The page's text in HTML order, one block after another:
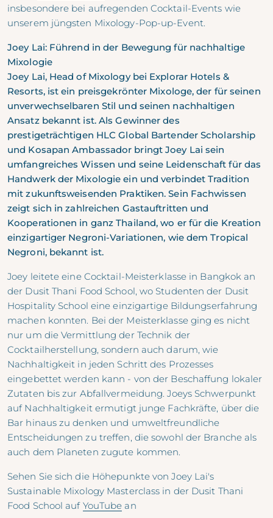
insbesondere bei aufregenden Cocktail-Events wie
unserem jüngsten Mixology-Pop-up-Event.
Joey Lai: Führend in der Bewegung für nachhaltige
Mixologie
Joey Lai, Head of Mixology bei Explorar Hotels &
Resorts, ist ein preisgekrönter Mixologe, der für seinen
unverwechselbaren Stil und seinen nachhaltigen
Ansatz bekannt ist. Als Gewinner des
prestigeträchtigen HLC Global Bartender Scholarship
und Kosapan Ambassador bringt Joey Lai sein
umfangreiches Wissen und seine Leidenschaft für das
Handwerk der Mixologie ein und verbindet Tradition
mit zukunftsweisenden Praktiken. Sein Fachwissen
zeigt sich in zahlreichen Gastauftritten und
Kooperationen in ganz Thailand, wo er für die Kreation
einzigartiger Negroni-Variationen, wie dem Tropical
Negroni, bekannt ist.
Joey leitete eine Cocktail-Meisterklasse in Bangkok an
der Dusit Thani Food School, wo Studenten der Dusit
Hospitality School eine einzigartige Bildungserfahrung
machen konnten. Bei der Meisterklasse ging es nicht
nur um die Vermittlung der Technik der
Cocktailherstellung, sondern auch darum, wie
Nachhaltigkeit in jeden Schritt des Prozesses
eingebettet werden kann - von der Beschaffung lokaler
Zutaten bis zur Abfallvermeidung. Joeys Schwerpunkt
auf Nachhaltigkeit ermutigt junge Fachkräfte, über die
Bar hinaus zu denken und umweltfreundliche
Entscheidungen zu treffen, die sowohl der Branche als
auch dem Planeten zugute kommen.
Sehen Sie sich die Höhepunkte von Joey Lai's
Sustainable Mixology Masterclass in der Dusit Thani
Food School auf YouTube an